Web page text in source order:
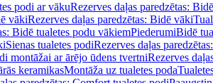
podi ar vākuRezerves daļas paredzētas:
vākiRezerves daļas paredzētas: Bidē vāki
Bidē tualetes podu vākiemPiederumiBidē
Sienas tualetes podiRezerves daļas
montāžai ar ārējo ūdens tvertniRezerves
keramikasMontāža uz tualetes poda